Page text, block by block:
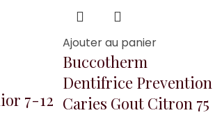
7-12
Ajouter au panier
Buccotherm
Dentifrice Prevention
Caries Gout Citron 75